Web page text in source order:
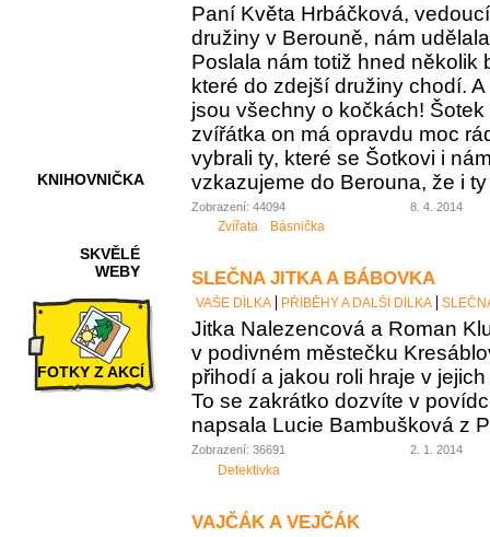
KNIHOVNIČKA
SKVĚLÉ
WEBY
FOTKY Z AKCÍ
Paní Květa Hrbáčková,
družiny v Berouně, nám
Poslala nám totiž hned několik
které do zdejší družiny chodí.
jsou všechny o kočkách!
zvířátka on má opravdu moc
vybrali ty, které se Šotkovi i
vzkazujeme do Berouna, že i
Zobrazení: 44094 8. 4. 2014
Zvířata Básnička
SLEČNA JITKA A BÁBOVKA
VAŠE DÍLKA PŘÍBĚHY A DALŠÍ DÍLKA
Jitka Nalezencová a Roman
v podivném městečku
přihodí a jakou roli hraje v
To se zakrátko dozvíte v
napsala Lucie Bambušková z
Zobrazení: 36691 2. 1. 2014
Detektivka
VAJČÁK A VEJČÁK